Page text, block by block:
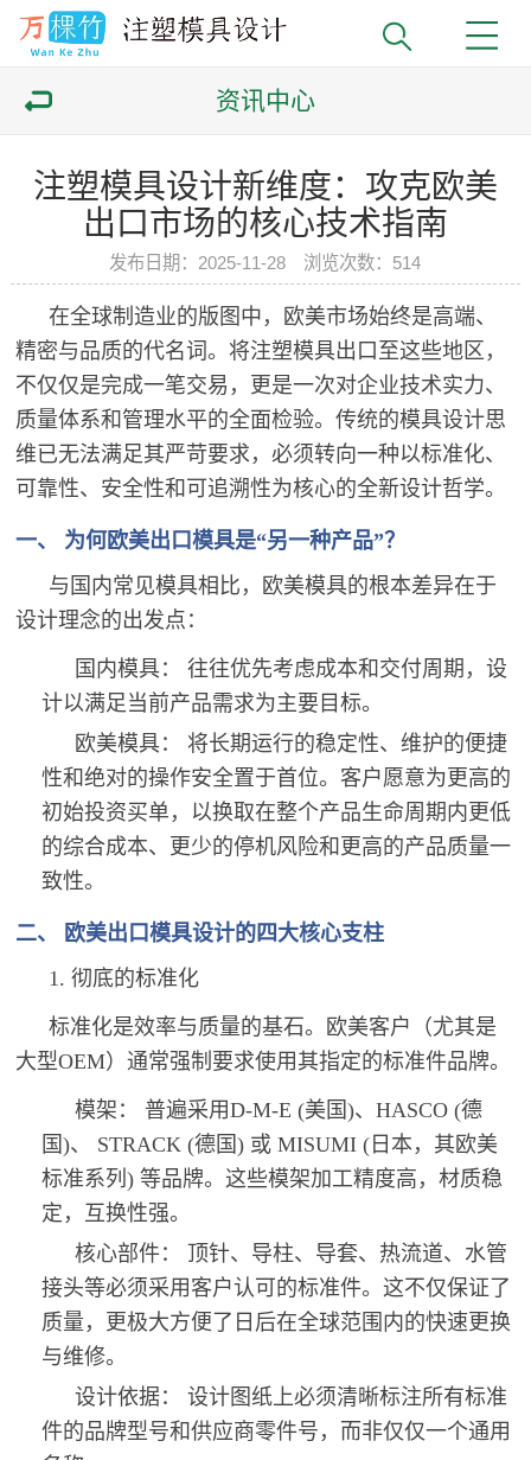
资讯中心
注塑模具设计新维度：攻克欧美
出口市场的核心技术指南
发布日期：2025-11-28 浏览次数： 514
在全球制造业的版图中，欧美市场始终是高端、
精密与品质的代名词。将注塑模具出口至这些地区，
不仅仅是完成一笔交易，更是一次对企业技术实力、
质量体系和管理水平的全面检验。传统的模具设计思
维已无法满足其严苛要求，必须转向一种以标准化、
可靠性、安全性和可追溯性为核心的全新设计哲学。
一、 为何欧美出口模具是“另一种产品”？
与国内常见模具相比，欧美模具的根本差异在于
设计理念的出发点：
国内模具： 往往优先考虑成本和交付周期，设
计以满足当前产品需求为主要目标。
欧美模具： 将长期运行的稳定性、维护的便捷
性和绝对的操作安全置于首位。客户愿意为更高的
初始投资买单，以换取在整个产品生命周期内更低
的综合成本、更少的停机风险和更高的产品质量一
致性。
二、 欧美出口模具设计的四大核心支柱
1. 彻底的标准化
标准化是效率与质量的基石。欧美客户（尤其是
大型OEM）通常强制要求使用其指定的标准件品牌。
模架： 普遍采用D-M-E (美国)、HASCO (德
国)、 STRACK (德国) 或 MISUMI (日本，其欧美
标准系列) 等品牌。这些模架加工精度高，材质稳
定，互换性强。
核心部件： 顶针、导柱、导套、热流道、水管
接头等必须采用客户认可的标准件。这不仅保证了
质量，更极大方便了日后在全球范围内的快速更换
与维修。
设计依据： 设计图纸上必须清晰标注所有标准
件的品牌型号和供应商零件号，而非仅仅一个通用